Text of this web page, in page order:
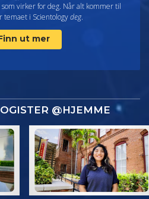
som virker for deg. Når alt kommer til
temaet i Scientologydeg.
ut mer
@HJEMME